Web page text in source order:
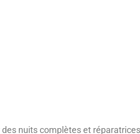
nuits complètes et